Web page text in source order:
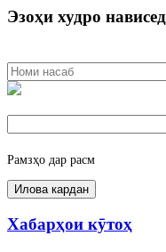
Эзоҳи худро нависед
Рамзҳо дар расм
Хабарҳои кӯтоҳ